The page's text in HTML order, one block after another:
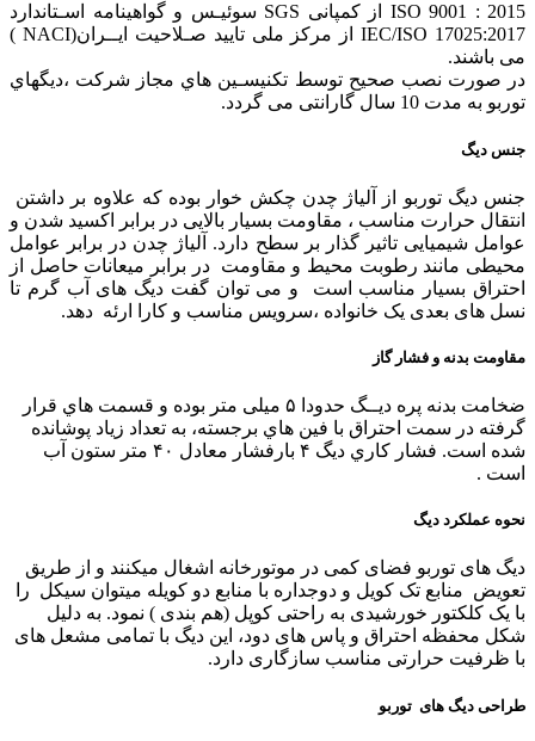
2015 : 9001 ISO از کمپانی SGS سوئیـس و گواهینامه اسـتاندارد
17025:2017 IEC/ISO از مرکز ملی تایید صـلاحیت ایــران(NACI )
می باشند.
در صورت نصب صحیح توسط تکنیسـین هاي مجاز شرکت ،دیگهاي
توربو به مدت 10 سال گارانتی می گردد.
جنس دیگ
جنس دیگ توربو از آلیاژ چدن چکش خوار بوده که علاوه بر داشتن
انتقال حرارت مناسب ، مقاومت بسیار بالایی در برابر اکسید شدن و
عوامل شیمیایی تاثیر گذار بر سطح دارد. آلیاژ چدن در برابر عوامل
محیطی مانند رطوبت محیط و مقاومت در برابر میعانات حاصل از
احتراق بسیار مناسب است و می توان گفت دیگ های آب گرم تا
نسل های بعدی یک خانواده ،سرویس مناسب و کارا ارئه دهد.
مقاومت بدنه و فشار گاز
ضخامت بدنه پره دیــگ حدودا ۵ میلی متر بوده و قسمت هاي قرار
گرفته در سمت احتراق با فین هاي برجسته، به تعداد زیاد پوشانده
شده است. فشار کاري دیگ ۴ بارفشار معادل ۴۰ متر ستون آب
است .
نحوه عملکرد دیگ
دیگ های توربو فضای کمی در موتورخانه اشغال میکنند و از طریق
تعویض منابع تک کویل و دوجداره با منابع دو کویله میتوان سیکل را
با یک کلکتور خورشیدی به راحتی کوپل (هم بندی ) نمود. به دلیل
شکل محفظه احتراق و پاس های دود، این دیگ با تمامی مشعل های
با ظرفیت حرارتی مناسب سازگاری دارد.
طراحی دیگ های توربو